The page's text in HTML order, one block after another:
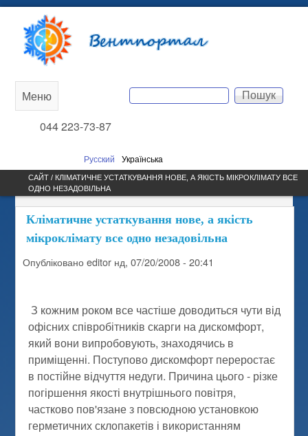
вмісту
Вентпортал
Пошукова форма
Пошук
044 223-73-87
Русский Українська
Main
menu
Меню
САЙТ / КЛІМАТИЧНЕ УСТАТКУВАННЯ НОВЕ, А ЯКІСТЬ МІКРОКЛІМАТУ ВСЕ
ОДНО НЕЗАДОВІЛЬНА
Кліматичне устаткування нове, а якість
мікроклімату все одно незадовільна
Опублікованоeditor нд, 07/20/2008 - 20:41
З кожним роком все частіше доводиться чути від
офісних співробітників скарги на дискомфорт,
який вони випробовують, знаходячись в
приміщенні. Поступово дискомфорт переростає
в постійне відчуття недуги. Причина цього - різке
погіршення якості внутрішнього повітря,
частково пов'язане з повсюдною установкою
герметичних склопакетів і використанням